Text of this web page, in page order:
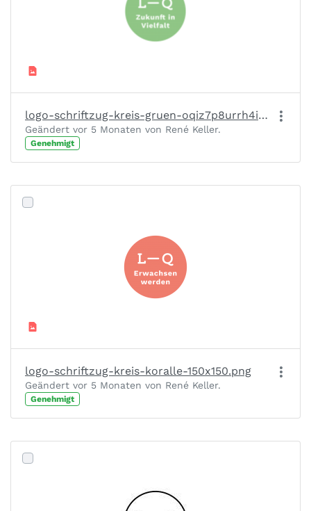
logo-schriftzug-kreis-gruen-oqiz7p8urrh4inc5owzpioy5lhsghkphmfsg8xezfu.png
Geändert vor 5 Monaten von René Keller.
Genehmigt
logo-schriftzug-kreis-koralle-150x150.png
Geändert vor 5 Monaten von René Keller.
Genehmigt